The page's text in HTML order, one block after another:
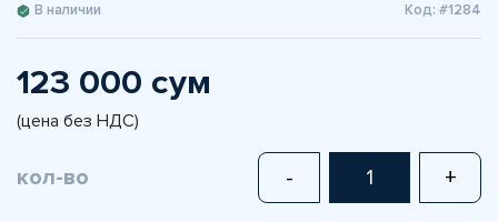
В наличии Код: #1284
123 000 сум
(цена без НДС)
кол-во - +